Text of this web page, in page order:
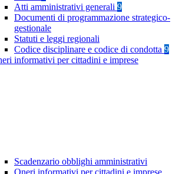
Atti amministrativi generali 9
Documenti di programmazione strategico-
gestionale
Statuti e leggi regionali
Codice disciplinare e codice di condotta 9
informativi per cittadini e imprese
Scadenzario obblighi amministrativi